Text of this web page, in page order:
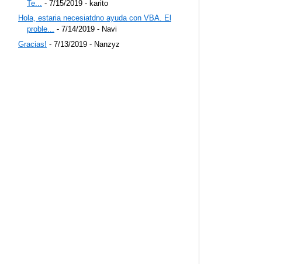
Te...
- 7/15/2019 - karito
Hola, estaria necesiatdno ayuda con VBA. El
proble... - 7/14/2019 - Navi
Gracias! - 7/13/2019 - Nanzyz